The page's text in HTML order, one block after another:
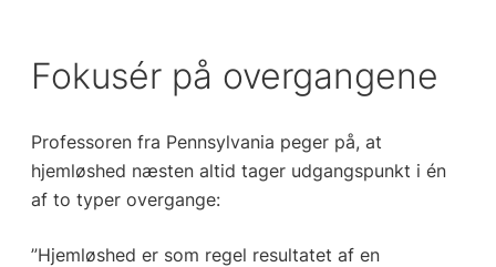
Fokusér på overgangene
Professoren fra Pennsylvania peger på, at
hjemløshed næsten altid tager udgangspunkt i én
af to typer overgange:
”Hjemløshed er som regel resultatet af en